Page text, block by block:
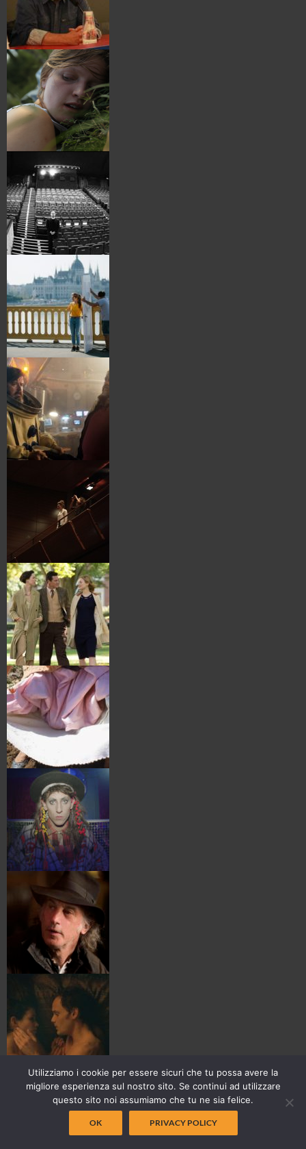
Utilizziamo i cookie per essere sicuri che tu possa avere la
migliore esperienza sul nostro sito. Se continui ad utilizzare
questo sito noi assumiamo che tu ne sia felice.
OK PRIVACY POLICY